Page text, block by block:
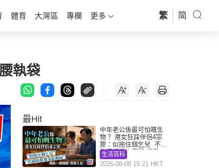
體育 大灣區 專欄 更多 繁 简
執袋
最Hit
中年老公係最可怕嘅生
物？ 港女狂踩伴侶4宗
罪：似拖住個乞兒 不解
為何經常去廁所 網民一
語道破
生活百科
2026-08-08 15:21 HKT